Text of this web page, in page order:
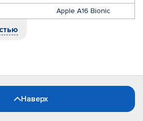
Apple A16 Bionic
Наверх